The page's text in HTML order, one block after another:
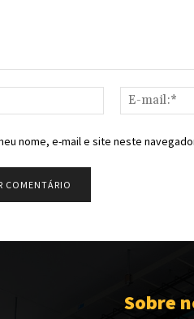
Nome:*
nome, e-mail e site neste
Sobre